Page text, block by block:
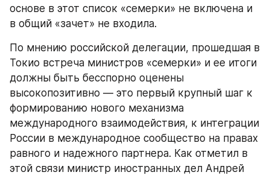
основе в этот список «семерки» не включена и
в общий «зачет» не входила.
По мнению российской делегации, прошедшая в
Токио встреча министров «семерки» и ее итоги
должны быть бесспорно оценены
высокопозитивно — это первый крупный шаг к
формированию нового механизма
международного взаимодействия, к интеграции
России в международное сообщество на правах
равного и надежного партнера. Как отметил в
этой связи министр иностранных дел Андрей